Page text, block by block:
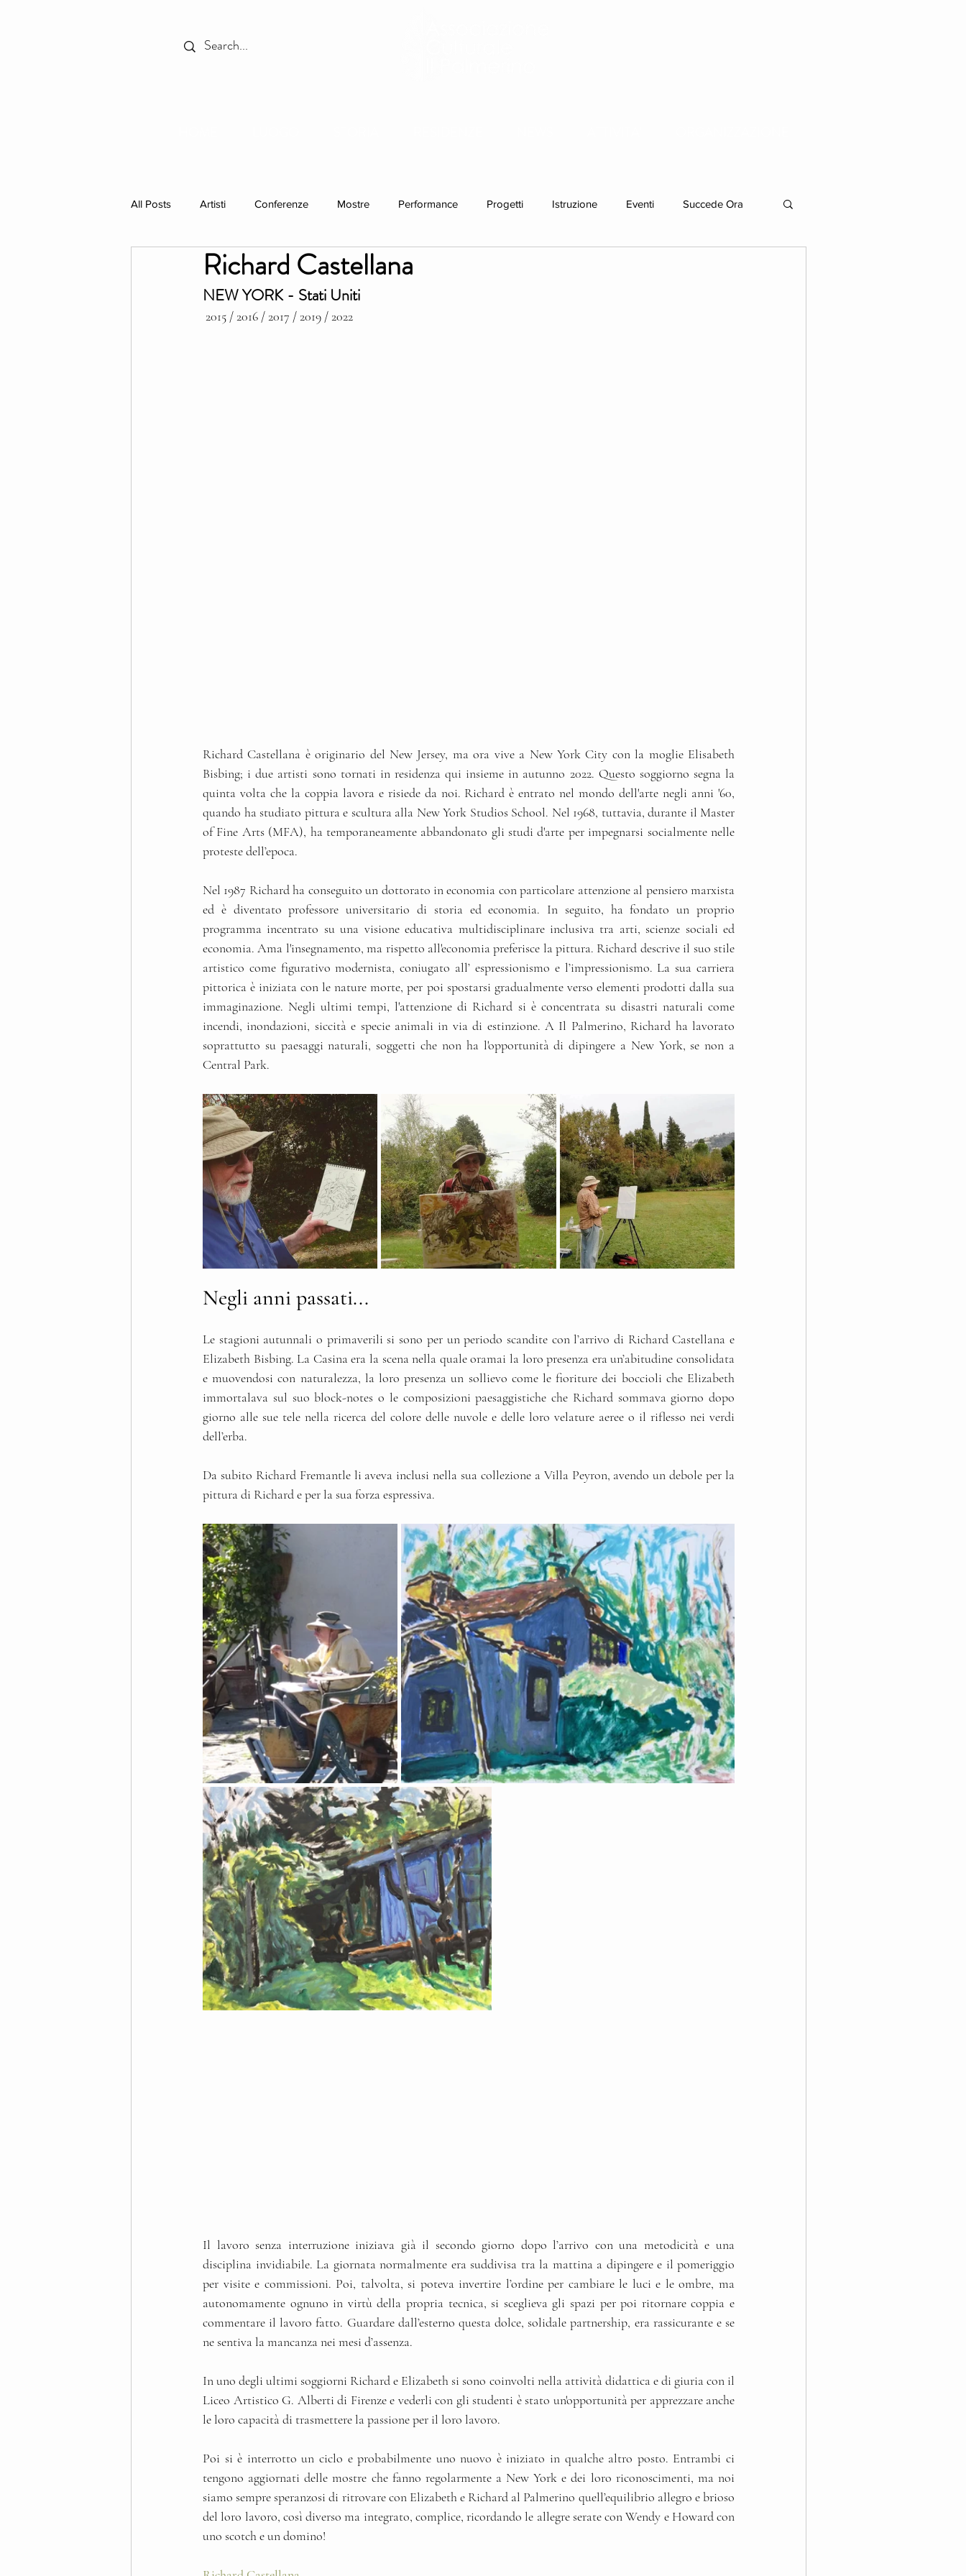
All Posts Artisti Conferenze Mostre Performance Progetti Istruzione Eventi Succede Ora
In Primo Piano Libri residenze individuali
Richard Castellana
NEW YORK - Stati Uniti
2015 / 2016 / 2017 / 2019 / 2022
Richard Castellana è originario del New Jersey, ma ora vive a New York City con la moglie Elisabeth
Bisbing; i due artisti sono tornati in residenza qui insieme in autunno 2022. Questo soggiorno segna la
quinta volta che la coppia lavora e risiede da noi. Richard è entrato nel mondo dell'arte negli anni '60,
quando ha studiato pittura e scultura alla New York Studios School. Nel 1968, tuttavia, durante il Master
of Fine Arts (MFA), ha temporaneamente abbandonato gli studi d'arte per impegnarsi socialmente nelle
proteste dell’epoca.
Nel 1987 Richard ha conseguito un dottorato in economia con particolare attenzione al pensiero marxista
ed è diventato professore universitario di storia ed economia. In seguito, ha fondato un proprio
programma incentrato su una visione educativa multidisciplinare inclusiva tra arti, scienze sociali ed
economia. Ama l'insegnamento, ma rispetto all'economia preferisce la pittura. Richard descrive il suo stile
artistico come figurativo modernista, coniugato all’ espressionismo e l’impressionismo. La sua carriera
pittorica è iniziata con le nature morte, per poi spostarsi gradualmente verso elementi prodotti dalla sua
immaginazione. Negli ultimi tempi, l'attenzione di Richard si è concentrata su disastri naturali come
incendi, inondazioni, siccità e specie animali in via di estinzione. A Il Palmerino, Richard ha lavorato
soprattutto su paesaggi naturali, soggetti che non ha l'opportunità di dipingere a New York, se non a
Central Park.
Negli anni passati...
Le stagioni autunnali o primaverili si sono per un periodo scandite con l’arrivo di Richard Castellana e
Elizabeth Bisbing. La Casina era la scena nella quale oramai la loro presenza era un’abitudine consolidata
e muovendosi con naturalezza, la loro presenza un sollievo come le fioriture dei boccioli che Elizabeth
immortalava sul suo block-notes o le composizioni paesaggistiche che Richard sommava giorno dopo
giorno alle sue tele nella ricerca del colore delle nuvole e delle loro velature aeree o il riflesso nei verdi
dell’erba.
Da subito Richard Fremantle li aveva inclusi nella sua collezione a Villa Peyron, avendo un debole per la
pittura di Richard e per la sua forza espressiva.
Il lavoro senza interruzione iniziava già il secondo giorno dopo l’arrivo con una metodicità e una
disciplina invidiabile. La giornata normalmente era suddivisa tra la mattina a dipingere e il pomeriggio
per visite e commissioni. Poi, talvolta, si poteva invertire l’ordine per cambiare le luci e le ombre, ma
autonomamente ognuno in virtù della propria tecnica, si sceglieva gli spazi per poi ritornare coppia e
commentare il lavoro fatto. Guardare dall’esterno questa dolce, solidale partnership, era rassicurante e se
ne sentiva la mancanza nei mesi d’assenza.
In uno degli ultimi soggiorni Richard e Elizabeth si sono coinvolti nella attività didattica e di giuria con il
Liceo Artistico G. Alberti di Firenze e vederli con gli studenti è stato un'opportunità per apprezzare anche
le loro capacità di trasmettere la passione per il loro lavoro.
Poi si è interrotto un ciclo e probabilmente uno nuovo è iniziato in qualche altro posto. Entrambi ci
tengono aggiornati delle mostre che fanno regolarmente a New York e dei loro riconoscimenti, ma noi
siamo sempre speranzosi di ritrovare con Elizabeth e Richard al Palmerino quell’equilibrio allegro e brioso
del loro lavoro, così diverso ma integrato, complice, ricordando le allegre serate con Wendy e Howard con
uno scotch e un domino!